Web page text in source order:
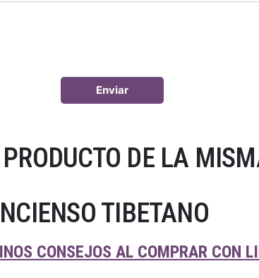
DE LA
TIBETANO
CONSEJOS AL COMPRAR CON